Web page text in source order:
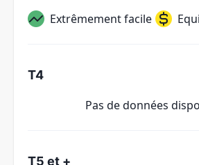
Extrêmement facile
T4
Pas de données
T5 et +